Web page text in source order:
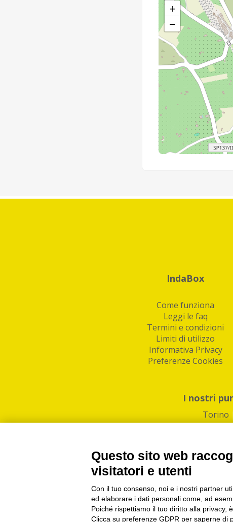
+
−
IndaBox
Come funziona
Leggi le faq
Termini e condizioni
Limiti di utilizzo
Informativa Privacy
Preferenze Cookies
I nostri
Torino |
PI/CF/N°Iscr.:
IndaBox | Oltre 11.500
Questo sito web
visitatori e utenti
Con il tuo consenso, noi e i nostri partner
ed elaborare i dati personali come, ad
Poiché rispettiamo il tuo diritto alla privacy,
Clicca su preferenze GDPR per saperne di